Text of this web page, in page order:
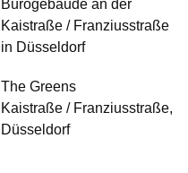
The Greens
Kaistraße / Franziusstraße,
Düsseldorf